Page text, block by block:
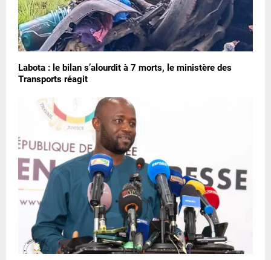
Labota : le bilan s’alourdit à 7 morts, le ministère des
Transports réagit